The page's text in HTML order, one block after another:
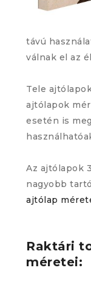
távú
válnak el az
Tele
ajtólapok
esetén is
Az ajtólapok
nagyobb
ajtólap
Raktári
méretei: